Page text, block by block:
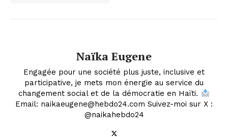
Naïka Eugene
Engagée pour une société plus juste, inclusive et
participative, je mets mon énergie au service du
changement social et de la démocratie en Haïti.
Email: naikaeugene@hebdo24.com Suivez-moi sur X :
@naikahebdo24